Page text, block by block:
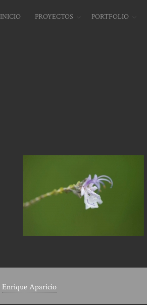
INICIO PROYECTOS PORTFOLIO
Enrique Aparicio